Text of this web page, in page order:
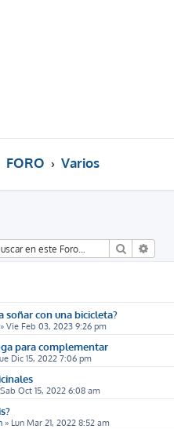
FORO Varios
Buscar
soñar con una bicicleta?
» Vie Feb 03, 2023 9:26 pm
para complementar
Dic 15, 2022 7:06 pm
Sab Oct 15, 2022 6:08 am
» Lun Mar 21, 2022 8:52 am